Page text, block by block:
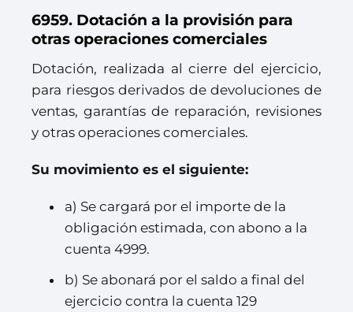
6959. Dotación a la provisión para
otras operaciones comerciales
Dotación, realizada al cierre del ejercicio,
para riesgos derivados de devoluciones de
ventas, garantías de reparación, revisiones
y otras operaciones comerciales.
Su movimiento es el siguiente:
a) Se cargará por el importe de la
obligación estimada, con abono a la
cuenta 4999.
b) Se abonará por el saldo a final del
ejercicio contra la cuenta 129